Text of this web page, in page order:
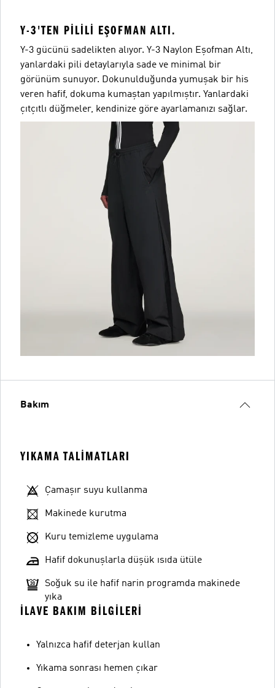
Y-3'TEN PILILI EŞOFMAN ALTI.
Y-3 gücünü sadelikten alıyor. Y-3 Naylon Eşofman Altı,
yanlardaki pili detaylarıyla sade ve minimal bir
görünüm sunuyor. Dokunulduğunda yumuşak bir his
veren hafif, dokuma kumaştan yapılmıştır. Yanlardaki
çıtçıtlı düğmeler, kendinize göre ayarlamanızı sağlar.
Bakım
YIKAMA TALIMATLARI
Çamaşır suyu kullanma
Makinede kurutma
Kuru temizleme uygulama
Hafif dokunuşlarla düşük ısıda ütüle
Soğuk su ile hafif narin programda makinede
yıka
İLAVE BAKIM BILGILERI
Yalnızca hafif deterjan kullan
Yıkama sonrası hemen çıkar